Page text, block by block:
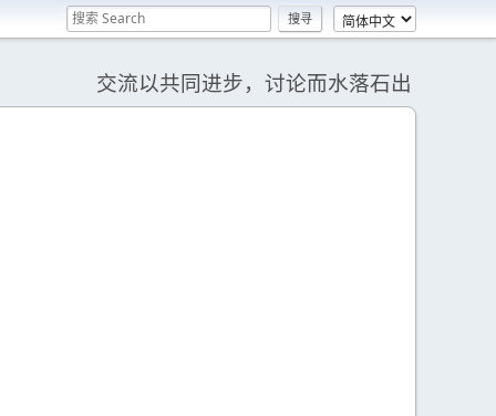
交流以共同进步，讨论而水落石出